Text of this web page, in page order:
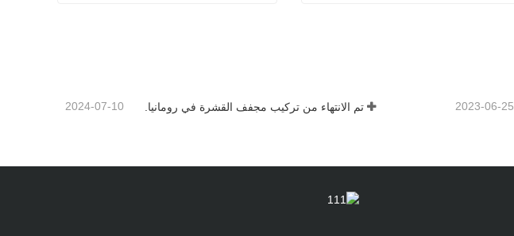
تم الانتهاء من تركيب مجفف القشرة في رومانيا. 2024-07-10 2023-06-25